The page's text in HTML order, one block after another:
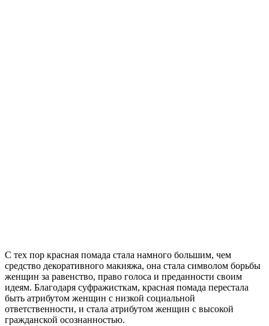
С тех пор красная помада стала намного большим, чем
средство декоративного макияжа, она стала символом борьбы
женщин за равенство, право голоса и преданности своим
идеям. Благодаря суфражисткам, красная помада перестала
быть атрибутом женщин с низкой социальной
ответственности, и стала атрибутом женщин с высокой
гражданской осознанностью.